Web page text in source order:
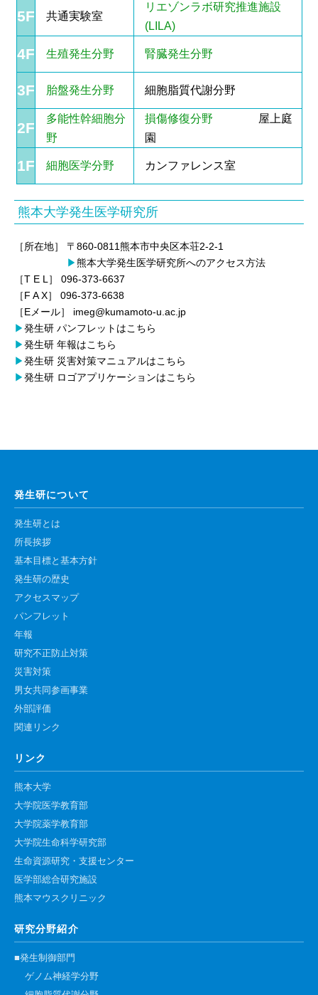
5F 共通実験室
リエゾンラボ研究推進施設
(LILA)
4F 生殖発生分野 腎臓発生分野
3F 胎盤発生分野 細胞脂質代謝分野
2F
多能性幹細胞分
野
損傷修復分野 屋上庭
園
1F 細胞医学分野 カンファレンス室
熊本大学発生医学研究所
［所在地］ 〒860-0811熊本市中央区本荘2-2-1
▶熊本大学発生医学研究所へのアクセス方法
［T E L］ 096-373-6637
［F A X］ 096-373-6638
［Eメール］ imeg@kumamoto-u.ac.jp
▶発生研 パンフレットはこちら
▶発生研 年報はこちら
▶発生研 災害対策マニュアルはこちら
▶発生研 ロゴアプリケーションはこちら
発生研について
発生研とは
所長挨拶
基本目標と基本方針
発生研の歴史
アクセスマップ
パンフレット
年報
研究不正防止対策
災害対策
男女共同参画事業
外部評価
関連リンク
リンク
熊本大学
大学院医学教育部
大学院薬学教育部
大学院生命科学研究部
生命資源研究・支援センター
医学部総合研究施設
熊本マウスクリニック
研究分野紹介
■発生制御部門
ゲノム神経学分野